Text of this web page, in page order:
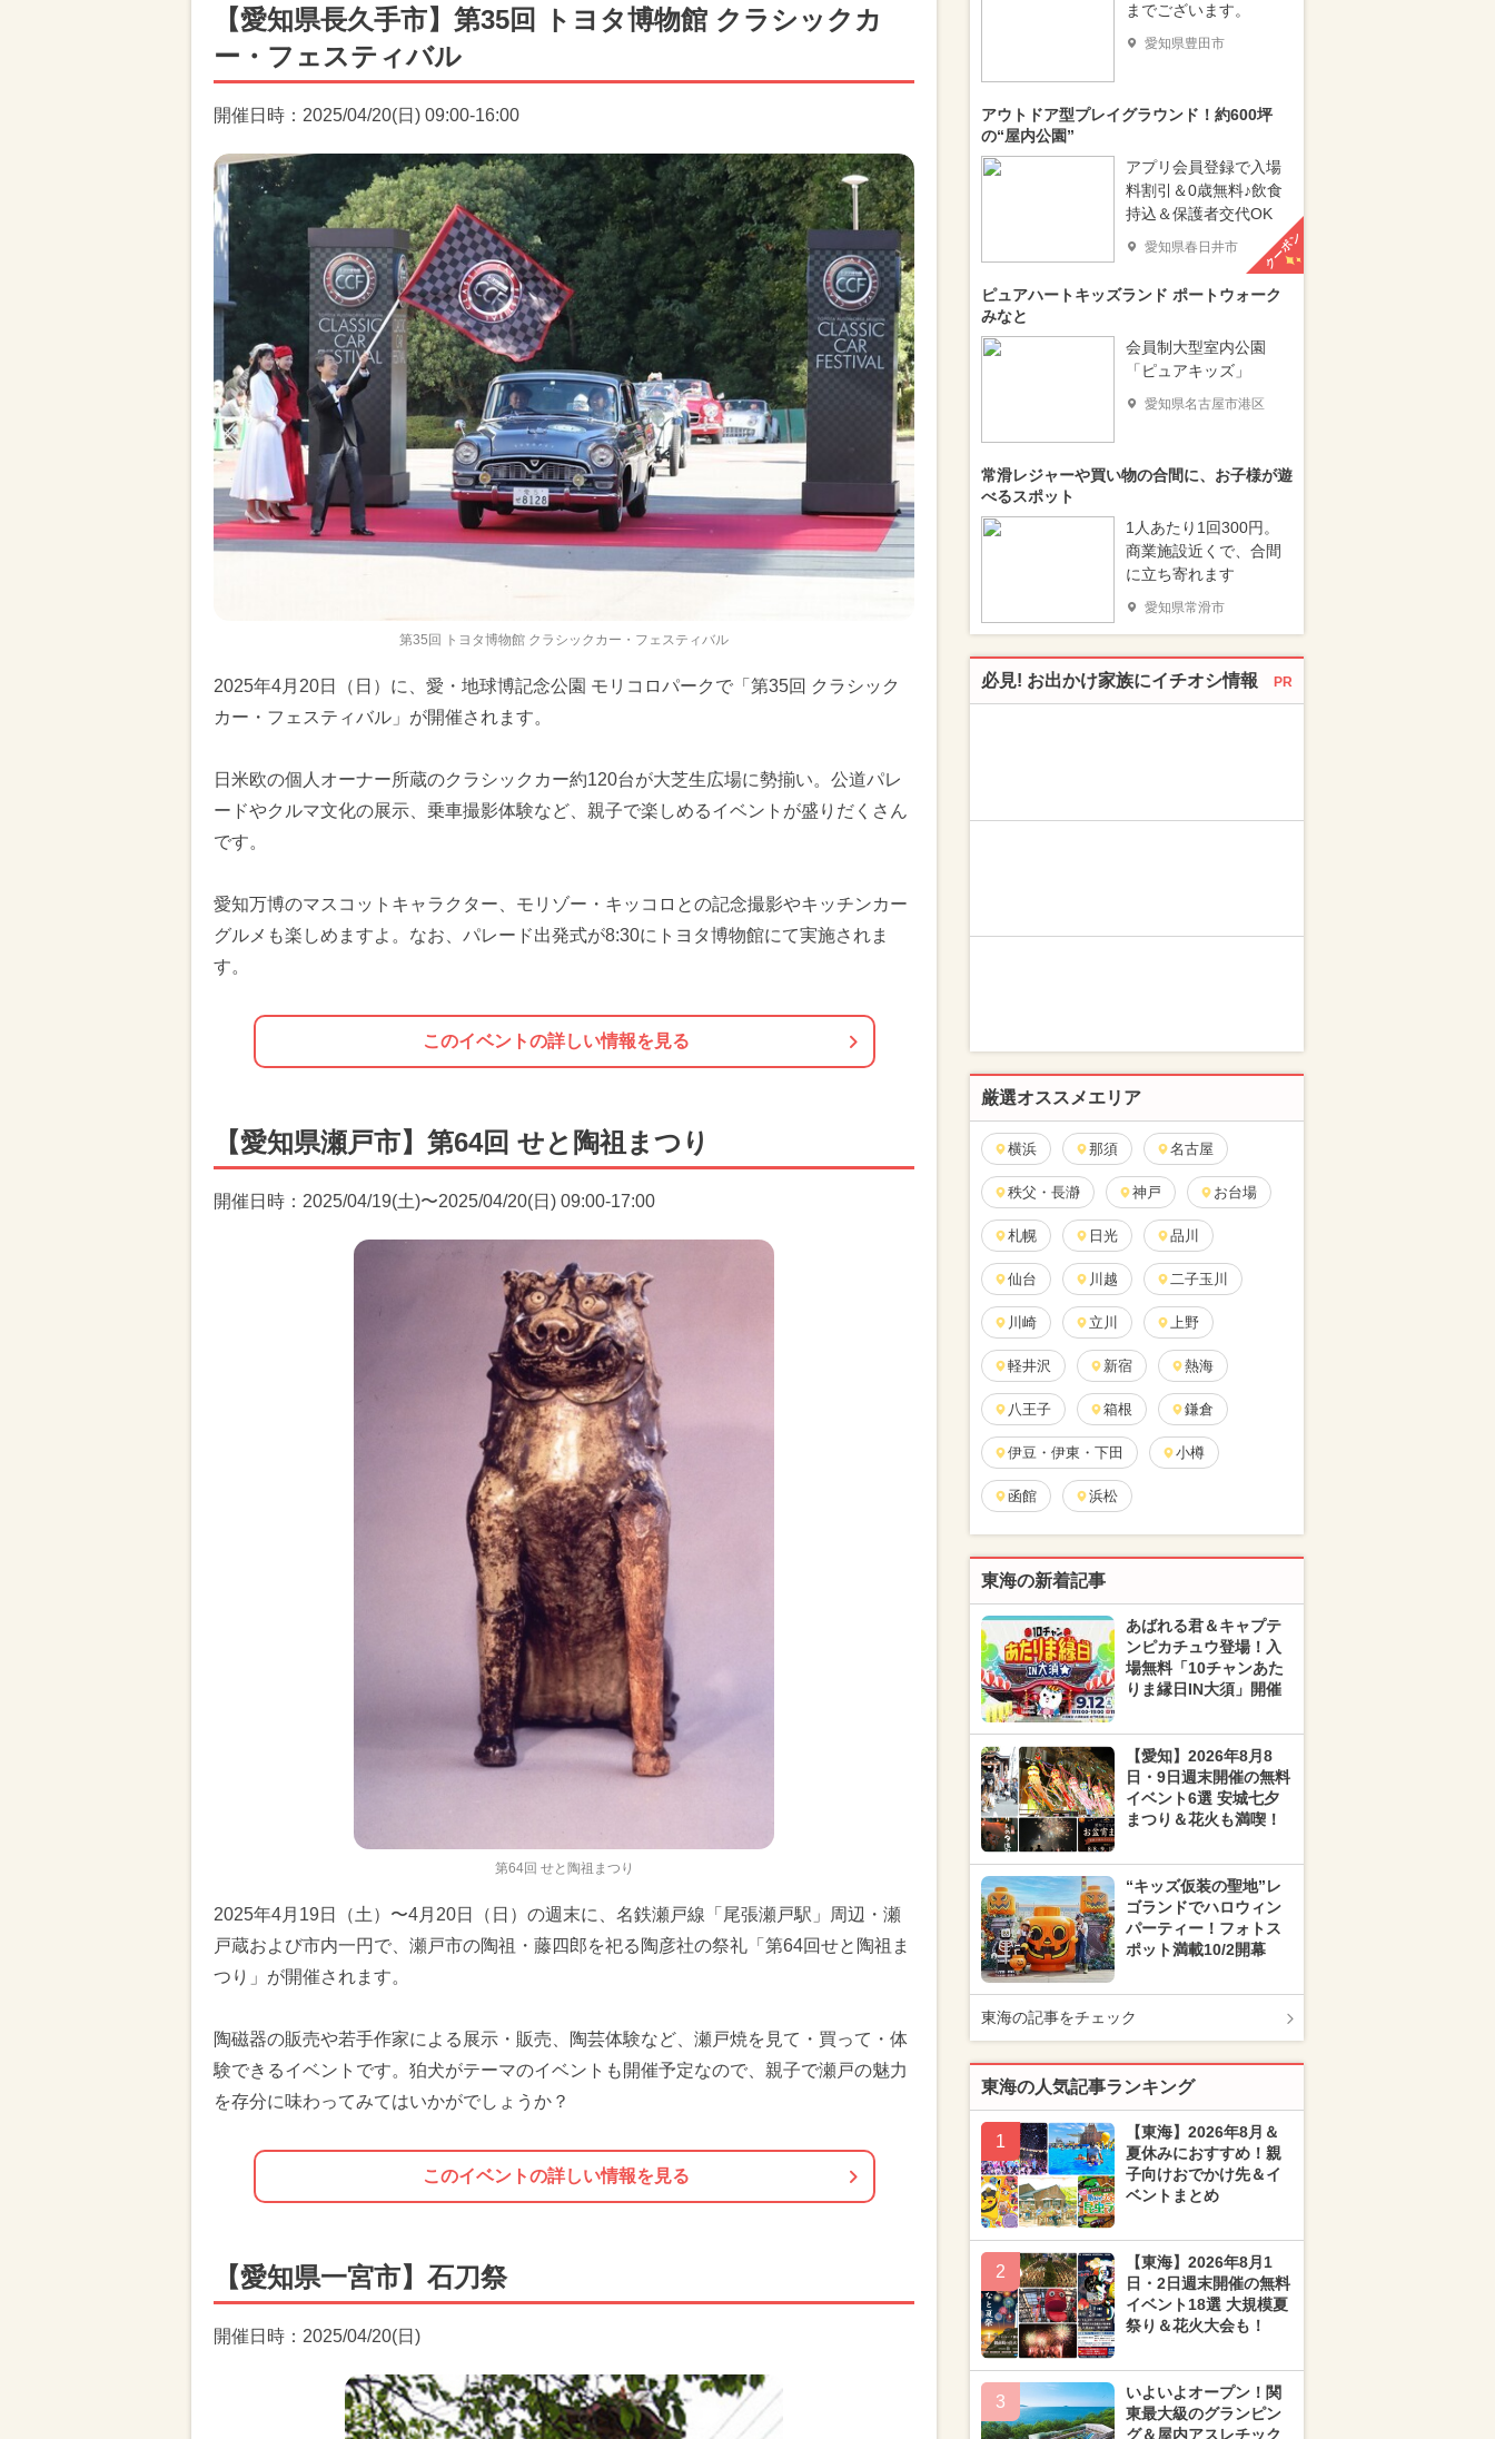
【愛知県長久手市】第35回 トヨタ博物館 クラシックカ
ー・フェスティバル
開催日時：2025/04/20(日) 09:00-16:00
第35回 トヨタ博物館 クラシックカー・フェスティバル
2025年4月20日（日）に、愛・地球博記念公園 モリコロパークで「第35回 クラシック
カー・フェスティバル」が開催されます。
日米欧の個人オーナー所蔵のクラシックカー約120台が大芝生広場に勢揃い。公道パレ
ードやクルマ文化の展示、乗車撮影体験など、親子で楽しめるイベントが盛りだくさん
です。
愛知万博のマスコットキャラクター、モリゾー・キッコロとの記念撮影やキッチンカー
グルメも楽しめますよ。なお、パレード出発式が8:30にトヨタ博物館にて実施されま
す。
このイベントの詳しい情報を見る
【愛知県瀬戸市】第64回 せと陶祖まつり
開催日時：2025/04/19(土)〜2025/04/20(日) 09:00-17:00
第64回 せと陶祖まつり
2025年4月19日（土）〜4月20日（日）の週末に、名鉄瀬戸線「尾張瀬戸駅」周辺・瀬
戸蔵および市内一円で、瀬戸市の陶祖・藤四郎を祀る陶彦社の祭礼「第64回せと陶祖ま
つり」が開催されます。
陶磁器の販売や若手作家による展示・販売、陶芸体験など、瀬戸焼を見て・買って・体
験できるイベントです。狛犬がテーマのイベントも開催予定なので、親子で瀬戸の魅力
を存分に味わってみてはいかがでしょうか？
このイベントの詳しい情報を見る
【愛知県一宮市】石刀祭
開催日時：2025/04/20(日)
までございます。
愛知県豊田市
アウトドア型プレイグラウンド！約600坪
の“屋内公園”
アプリ会員登録で入場
料割引＆0歳無料♪飲食
持込＆保護者交代OK
愛知県春日井市 クーポン
ピュアハートキッズランド ポートウォーク
みなと
会員制大型室内公園
「ピュアキッズ」
愛知県名古屋市港区
常滑レジャーや買い物の合間に、お子様が遊
べるスポット
1人あたり1回300円。
商業施設近くで、合間
に立ち寄れます
愛知県常滑市
必見! お出かけ家族にイチオシ情報 PR
厳選オススメエリア
横浜 那須 名古屋
秩父・長瀞 神戸 お台場
札幌 日光 品川
仙台 川越 二子玉川
川崎 立川 上野
軽井沢 新宿 熱海
八王子 箱根 鎌倉
伊豆・伊東・下田 小樽
函館 浜松
東海の新着記事
あばれる君＆キャプテ
ンピカチュウ登場！入
場無料「10チャンあた
りま縁日IN大須」開催
【愛知】2026年8月8
日・9日週末開催の無料
イベント6選 安城七夕
まつり＆花火も満喫！
“キッズ仮装の聖地”レ
ゴランドでハロウィン
パーティー！フォトス
ポット満載10/2開幕
東海の記事をチェック
東海の人気記事ランキング
1
【東海】2026年8月＆
夏休みにおすすめ！親
子向けおでかけ先＆イ
ベントまとめ
2
【東海】2026年8月1
日・2日週末開催の無料
イベント18選 大規模夏
祭り＆花火大会も！
3
いよいよオープン！関
東最大級のグランピン
グ＆屋内アスレチック